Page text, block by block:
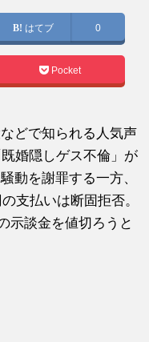
はてブ 0
Pocket
どで知られる人気声
婚隠しゲス不倫」が
動を謝罪する一方、
支払いは断固拒否。
示談金を値切ろうと